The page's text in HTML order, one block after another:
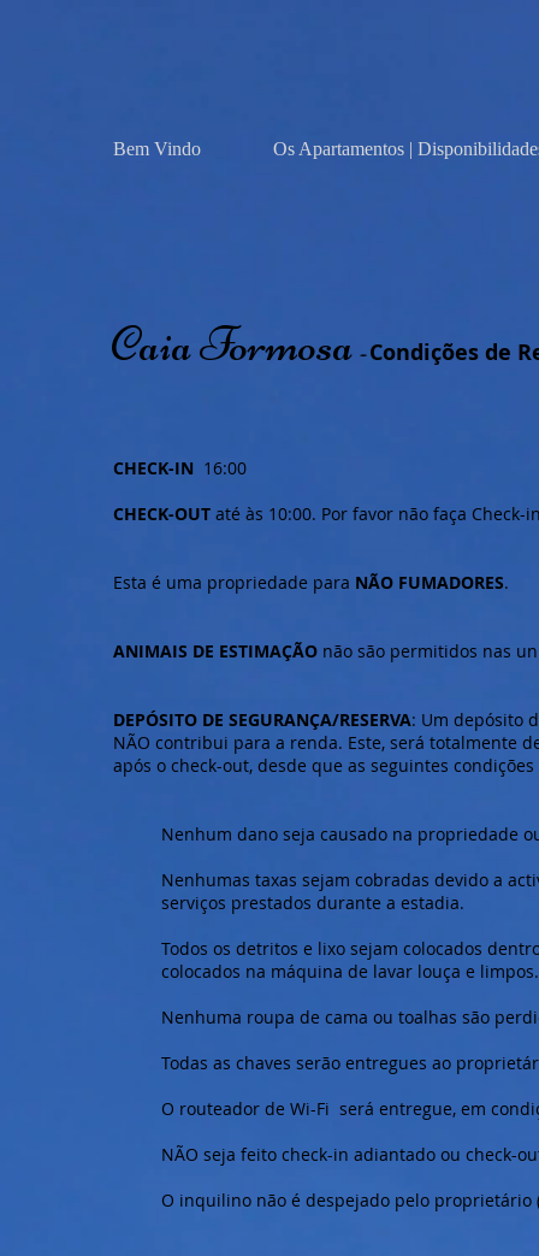
Bem Vindo Os Apartamentos |
Caia Formosa -Condições de
CHECK-IN 16:00
CHECK-OUT até às 10:00. Por favor não faça
Esta é uma propriedade para NÃO FUMADORES.
ANIMAIS DE ESTIMAÇÃO não são permitidos nas
DEPÓSITO DE SEGURANÇA/RESERVA: Um depósito
NÃO contribui para a renda. Este, será totalmente
após o check-out, desde que as seguintes
Nenhum dano seja causado na propriedade
Nenhumas taxas sejam cobradas devido a
serviços prestados durante a estadia.
Todos os detritos e lixo sejam colocados
colocados na máquina de lavar louça e limpos.
Nenhuma roupa de cama ou toalhas são
Todas as chaves serão entregues ao
O routeador de Wi-Fi será entregue, em
NÃO seja feito check-in adiantado ou check-
O inquilino não é despejado pelo